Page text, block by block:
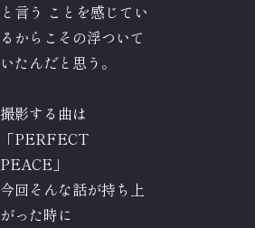
と言う ことを感じてい
るからこその浮ついて
いたんだと思う。
撮影する曲は
「PERFECT
PEACE」
今回そんな話が持ち上
がった時に